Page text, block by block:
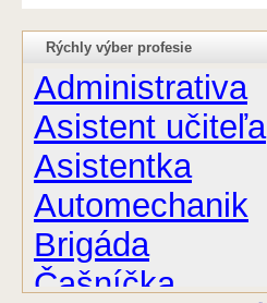
Rýchly výber profesie
Administrativa
Asistent učiteľa
Asistentka
Automechanik
Brigáda
Čašníčka